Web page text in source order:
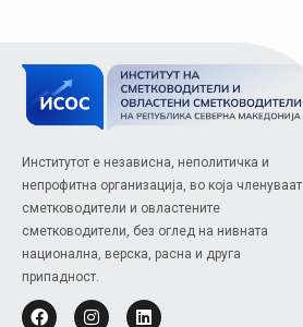
Институтот е независна, неполитичка и
непрофитна организација, во која членуваат
сметководители и овластените
сметководители, без оглед на нивната
национална, верска, расна и друга
припадност.